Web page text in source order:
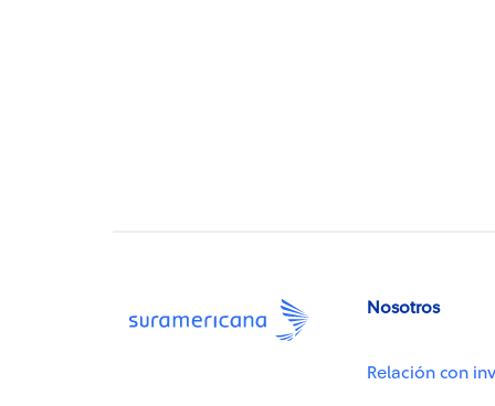
Nosotros
Relación con